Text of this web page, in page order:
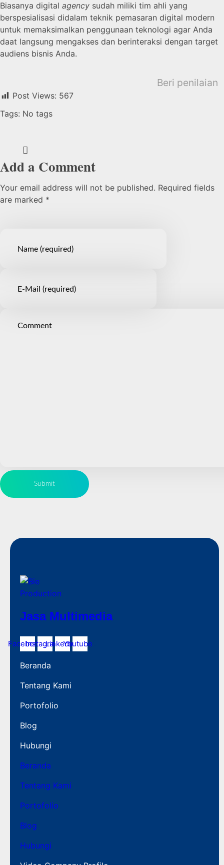
Biasanya digital agency sudah miliki tim ahli yang
berspesialisasi didalam teknik pemasaran digital modern
untuk memaksimalkan penggunaan teknologi agar Anda
daat langsung mengakses dan berinteraksi dengan target
audiens bisnis Anda.
Beri penilaian
Post Views: 567
Tags: No tags
Add a Comment
Your email address will not be published. Required fields
are marked *
Jasa Multimedia
FacebookInstagramLinkedinYoutube
Beranda
Tentang Kami
Portofolio
Blog
Hubungi
Beranda
Tentang Kami
Portofolio
Blog
Hubungi